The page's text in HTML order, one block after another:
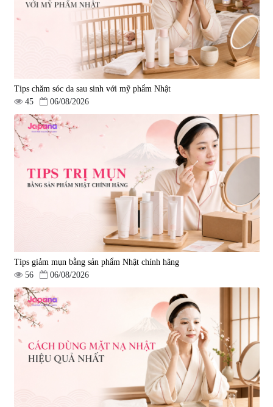
Tips chăm sóc da sau sinh với mỹ phẩm Nhật
45
06/08/2026
Tips giảm mụn bằng sản phẩm Nhật chính hãng
56
06/08/2026